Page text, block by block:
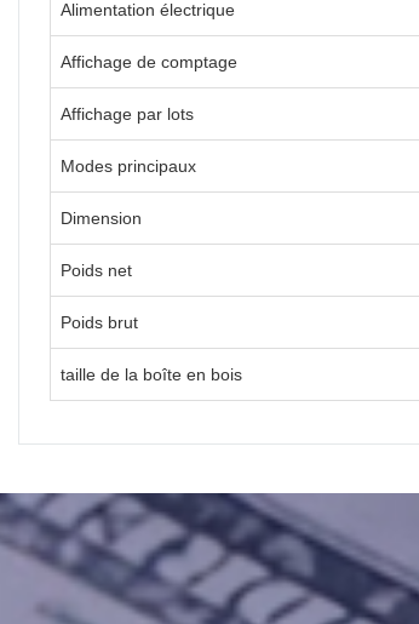
Alimentation électrique
Affichage de comptage
Affichage par lots
Modes principaux
Dimension
Poids net
Poids brut
taille de la boîte en bois